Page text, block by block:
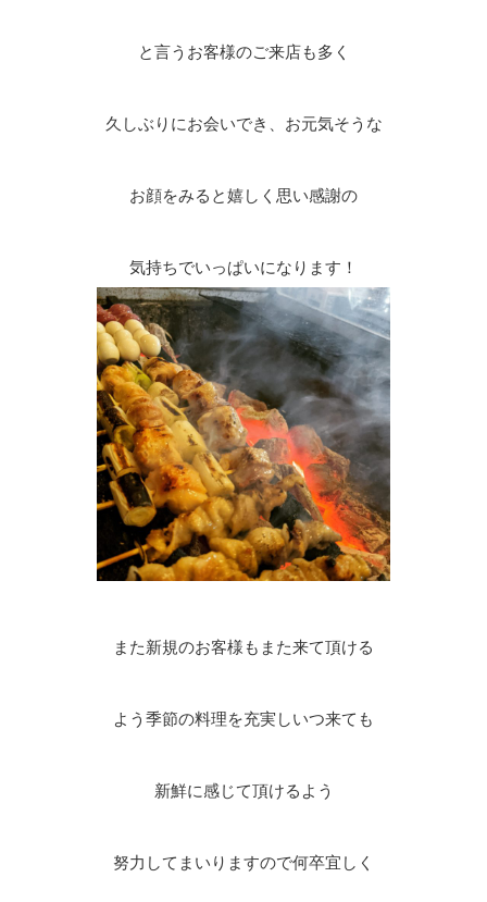
と言うお客様のご来店も多く
久しぶりにお会いでき、お元気そうな
お顔をみると嬉しく思い感謝の
気持ちでいっぱいになります！
また新規のお客様もまた来て頂ける
よう季節の料理を充実しいつ来ても
新鮮に感じて頂けるよう
努力してまいりますので何卒宜しく